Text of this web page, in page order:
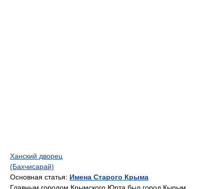
Ханский дворец
(Бахчисарай)
Основная статья: Имена Старого Крыма